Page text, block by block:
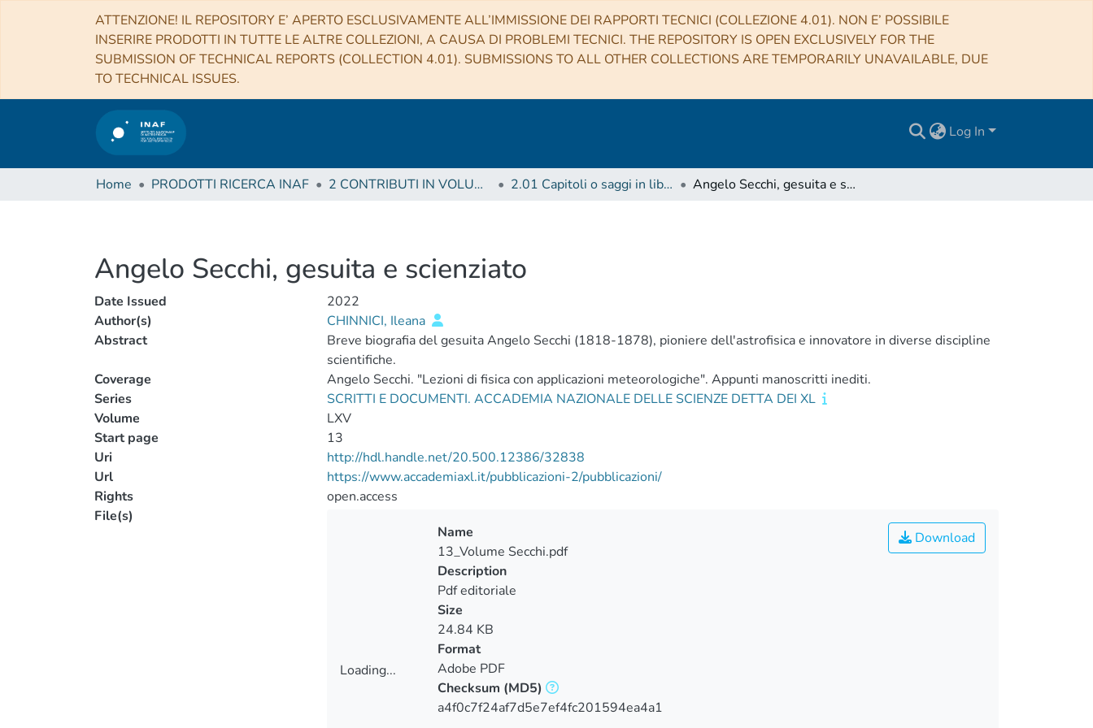
ATTENZIONE! IL REPOSITORY E’ APERTO ESCLUSIVAMENTE ALL’IMMISSIONE DEI RAPPORTI TECNICI (COLLEZIONE 4.01). NON E’ POSSIBILE
INSERIRE PRODOTTI IN TUTTE LE ALTRE COLLEZIONI, A CAUSA DI PROBLEMI TECNICI. THE REPOSITORY IS OPEN EXCLUSIVELY FOR THE
SUBMISSION OF TECHNICAL REPORTS (COLLECTION 4.01). SUBMISSIONS TO ALL OTHER COLLECTIONS ARE TEMPORARILY UNAVAILABLE, DUE
TO TECHNICAL ISSUES.
Log In
Home PRODOTTI RICERCA INAF 2 CONTRIBUTI IN VOLUMI (Book articles) 2.01 Capitoli o saggi in libro Angelo Secchi, gesuita e scienziato
Angelo Secchi, gesuita e scienziato
Date Issued
2022
Author(s)
CHINNICI, Ileana
Abstract
Breve biografia del gesuita Angelo Secchi (1818-1878), pioniere dell'astrofisica e innovatore in diverse discipline
scientifiche.
Coverage
Angelo Secchi. "Lezioni di fisica con applicazioni meteorologiche". Appunti manoscritti inediti.
Series
SCRITTI E DOCUMENTI. ACCADEMIA NAZIONALE DELLE SCIENZE DETTA DEI XL
Volume
LXV
Start page
13
Uri
http://hdl.handle.net/20.500.12386/32838
Url
https://www.accademiaxl.it/pubblicazioni-2/pubblicazioni/
Rights
open.access
File(s)
Loading...
Download
Name
13_Volume Secchi.pdf
Description
Pdf editoriale
Size
24.84 KB
Format
Adobe PDF
Checksum (MD5)
a4f0c7f24af7d5e7ef4fc201594ea4a1